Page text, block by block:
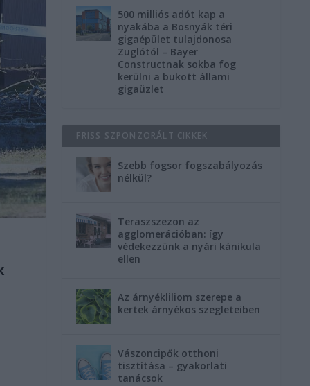
500 milliós adót kap a
nyakába a Bosnyák téri
gigaépület tulajdonosa
Zuglótól – Bayer
Constructnak sokba fog
kerülni a bukott állami
gigaüzlet
FRISS SZPONZORÁLT CIKKEK
Szebb fogsor fogszabályozás
nélkül?
Teraszszezon az
agglomerációban: így
védekezzünk a nyári kánikula
ellen
Az árnyékliliom szerepe a
kertek árnyékos szegleteiben
Vászoncipők otthoni
tisztítása – gyakorlati
tanácsok